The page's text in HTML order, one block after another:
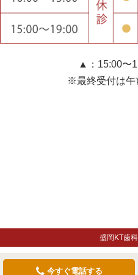
▲：15:00〜
※最終受付は午
盛岡KT歯
今すぐ電話する